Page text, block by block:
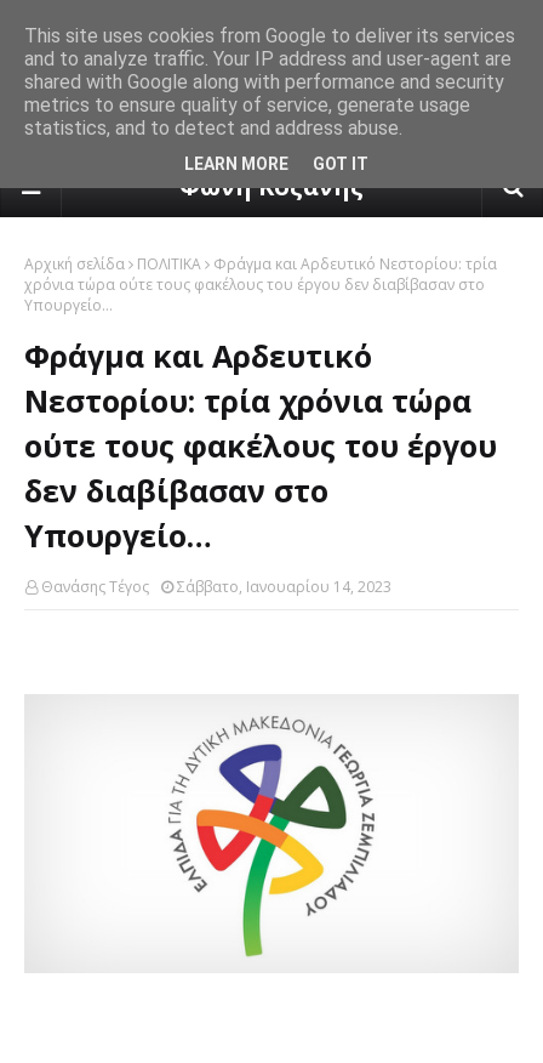
πρόγνωση καιρού από το
Φωνή Κοζάνης
Αρχική σελίδα ΠΟΛΙΤΙΚΑ
Φράγμα και Αρδευτικό Νεστορίου: τρία
χρόνια τώρα ούτε τους φακέλους του έργου δεν διαβίβασαν στο
Υπουργείο…
Φράγμα και Αρδευτικό
Νεστορίου: τρία χρόνια τώρα
ούτε τους φακέλους του έργου
δεν διαβίβασαν στο
Υπουργείο…
Θανάσης Τέγος Σάββατο, Ιανουαρίου 14, 2023
This site uses cookies from Google to deliver its services
and to analyze traffic. Your IP address and user-agent are
shared with Google along with performance and security
metrics to ensure quality of service, generate usage
statistics, and to detect and address abuse.
LEARN MORE GOT IT